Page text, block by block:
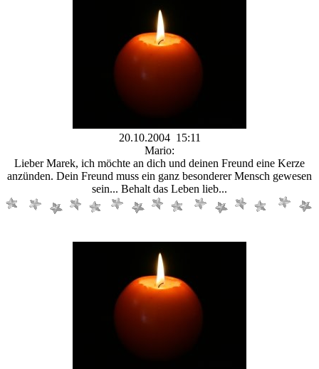
20.10.2004 15:11
Mario:
Lieber Marek, ich möchte an dich und deinen Freund eine Kerze
anzünden. Dein Freund muss ein ganz besonderer Mensch gewesen
sein... Behalt das Leben lieb...